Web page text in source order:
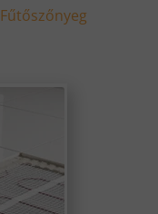
Fűtőszőnyeg